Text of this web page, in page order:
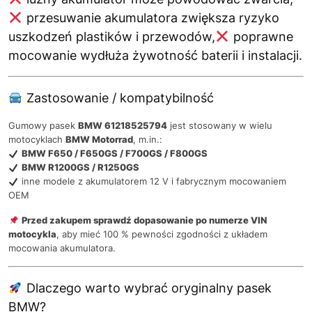
przesuwanie akumulatora zwiększa ryzyko
uszkodzeń plastików i przewodów,
poprawne
mocowanie wydłuża żywotność baterii i instalacji.
Zastosowanie / kompatybilność
Gumowy pasek BMW 61218525794 jest stosowany w wielu
motocyklach BMW Motorrad, m.in.:
BMW F650 / F650GS / F700GS / F800GS
BMW R1200GS / R1250GS
inne modele z akumulatorem 12 V i fabrycznym mocowaniem
OEM
Przed zakupem sprawdź dopasowanie po numerze VIN
motocykla, aby mieć 100 % pewności zgodności z układem
mocowania akumulatora.
Dlaczego warto wybrać oryginalny pasek
BMW?